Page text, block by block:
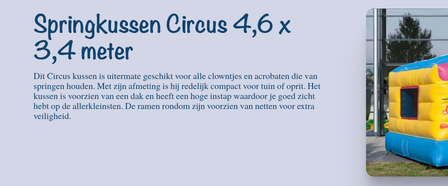
Springkussen Circus 4,6 x
3,4 meter
Dit Circus kussen is uitermate geschikt voor alle clowntjes en acrobaten die van
springen houden. Met zijn afmeting is hij redelijk compact voor tuin of oprit. Het
kussen is voorzien van een dak en heeft een hoge instap waardoor je goed zicht
hebt op de allerkleinsten. De ramen rondom zijn voorzien van netten voor extra
veiligheid.